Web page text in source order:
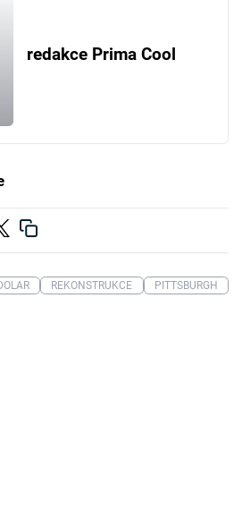
redakce Prima Cool
REKONSTRUKCE PITTSBURGH